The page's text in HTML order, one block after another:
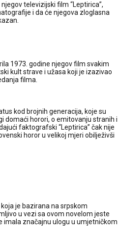
televizijski film “Leptirica”,
i da će njegova zloglasna
1973. godine njegov film svakim
kult strave i užasa koji je izazivao
filma.
kod brojnih generacija, koje su
domaći horori, o emitovanju stranih i
faktografski “Leptirica” čak nije
horor u velikoj mjeri obilježivši
je bazirana na srpskom
u vezi sa ovom novelom jeste
imala značajnu ulogu u umjetničkom